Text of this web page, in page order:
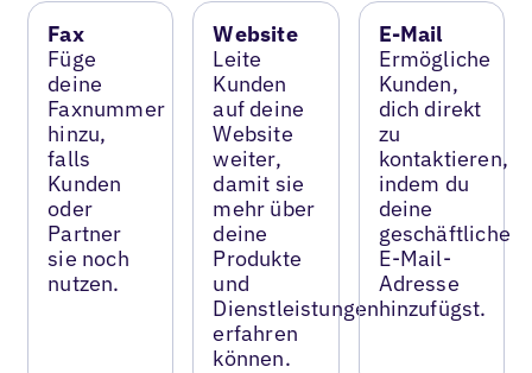
Fax
Füge
deine
Faxnummer
hinzu,
falls
Kunden
oder
Partner
sie noch
nutzen.
Website
Leite
Kunden
auf deine
Website
weiter,
damit sie
mehr über
deine
Produkte
und
Dienstleistungen
erfahren
können.
E-Mail
Ermögliche
Kunden,
dich direkt
zu
kontaktieren,
indem du
deine
geschäftliche
E-Mail-
Adresse
hinzufügst.